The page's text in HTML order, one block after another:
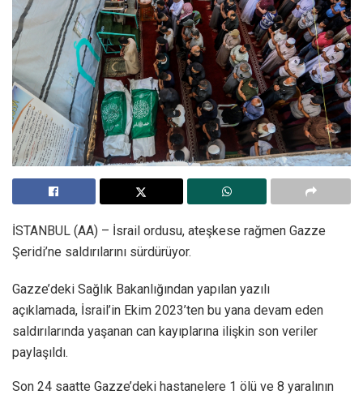
İSTANBUL (AA) – İsrail ordusu, ateşkese rağmen Gazze
Şeridi’ne saldırılarını sürdürüyor.
Gazze’deki Sağlık Bakanlığından yapılan yazılı
açıklamada, İsrail’in Ekim 2023’ten bu yana devam eden
saldırılarında yaşanan can kayıplarına ilişkin son veriler
paylaşıldı.
Son 24 saatte Gazze’deki hastanelere 1 ölü ve 8 yaralının